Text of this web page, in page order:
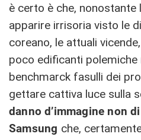
è certo è che, nonostante
apparire irrisoria visto le
coreano, le attuali
poco edificanti polemiche
benchmarck fasulli dei
gettare cattiva luce sulla
danno d’immagine non
Samsung che,